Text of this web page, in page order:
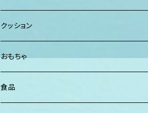
パンツ
パーカー、スウェット
TERRANOVA
クッション
おもちゃ
食品